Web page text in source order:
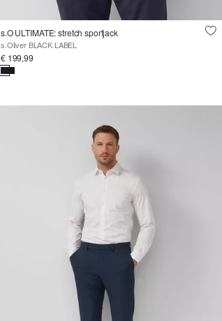
s.O ULTIMATE: stretch sportjack
s.Oliver BLACK LABEL
€ 199,99